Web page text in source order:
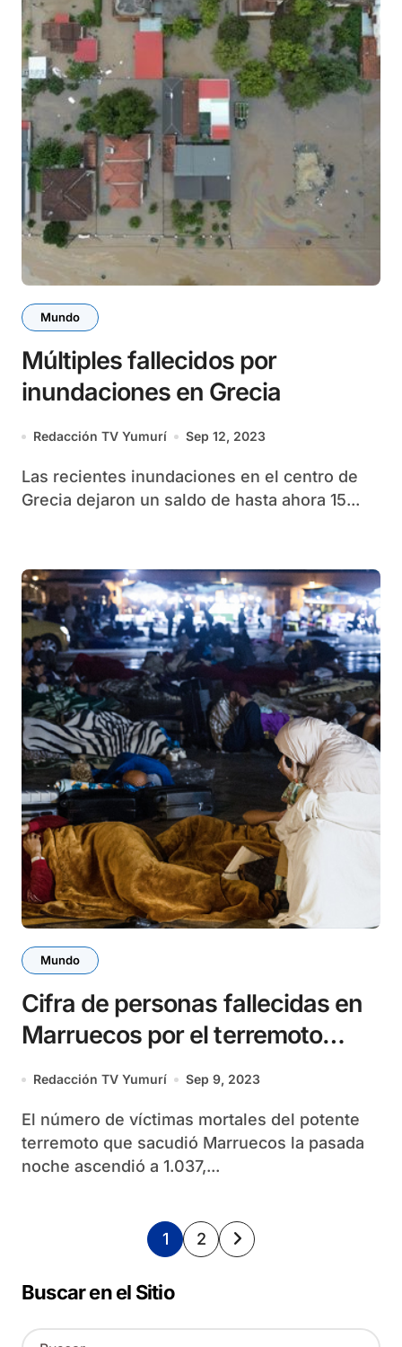
Mundo
Múltiples fallecidos por
inundaciones en Grecia
Redacción TV Yumurí Sep 12, 2023
Las recientes inundaciones en el centro de
Grecia dejaron un saldo de hasta ahora 15...
Mundo
Cifra de personas fallecidas en
Marruecos por el terremoto
sobrepasa las mil
Redacción TV Yumurí Sep 9, 2023
El número de víctimas mortales del potente
terremoto que sacudió Marruecos la pasada
noche ascendió a 1.037,...
Paginación
de
entradas
1 2
Buscar en el Sitio
B